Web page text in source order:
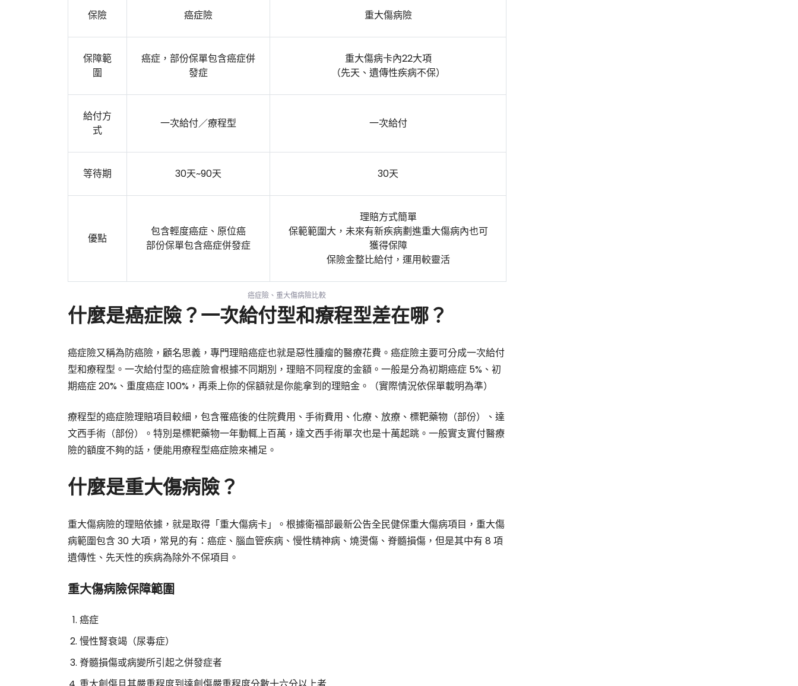
保險 癌症險 重大傷病險
保障範
圍
癌症，部份保單包含癌症併
發症
重大傷病卡內22大項
（先天、遺傳性疾病不保）
給付方
式
一次給付／療程型 一次給付
等待期 30天~90天 30天
優點
包含輕度癌症、原位癌
部份保單包含癌症併發症
理賠方式簡單
保範範圍大，未來有新疾病劃進重大傷病內也可
獲得保障
保險金整比給付，運用較靈活
癌症險、重大傷病險比較
什麼是癌症險？一次給付型和療程型差在哪？
癌症險又稱為防癌險，顧名思義，專門理賠癌症也就是惡性腫瘤的醫療花費。癌症險主要可分成一次給付
型和療程型。一次給付型的癌症險會根據不同期別，理賠不同程度的金額。一般是分為初期癌症 5%、初
期癌症 20%、重度癌症 100%，再乘上你的保額就是你能拿到的理賠金。（實際情況依保單載明為準）
療程型的癌症險理賠項目較細，包含罹癌後的住院費用、手術費用、化療、放療、標靶藥物（部份）、達
文西手術（部份）。特別是標靶藥物一年動輒上百萬，達文西手術單次也是十萬起跳。一般實支實付醫療
險的額度不夠的話，便能用療程型癌症險來補足。
什麼是重大傷病險？
重大傷病險的理賠依據，就是取得「重大傷病卡」。根據衛福部最新公告全民健保重大傷病項目，重大傷
病範圍包含 30 大項，常見的有：癌症、腦血管疾病、慢性精神病、燒燙傷、脊髓損傷，但是其中有 8 項
遺傳性、先天性的疾病為除外不保項目。
重大傷病險保障範圍
癌症
慢性腎衰竭（尿毒症）
脊髓損傷或病變所引起之併發症者